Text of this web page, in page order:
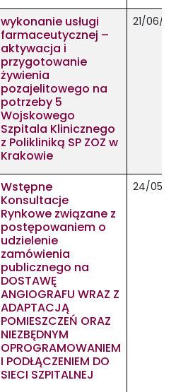
wykonanie usługi
farmaceutycznej –
aktywacja i
przygotowanie
żywienia
pozajelitowego na
potrzeby 5
Wojskowego
Szpitala Klinicznego
z Polikliniką SP ZOZ w
Krakowie
21/06/
Wstępne
Konsultacje
Rynkowe związane z
postępowaniem o
udzielenie
zamówienia
publicznego na
DOSTAWĘ
ANGIOGRAFU WRAZ Z
ADAPTACJĄ
POMIESZCZEŃ ORAZ
NIEZBĘDNYM
OPROGRAMOWANIEM
I PODŁĄCZENIEM DO
SIECI SZPITALNEJ
24/05/